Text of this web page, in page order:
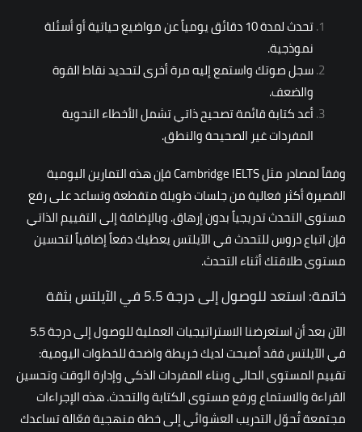
تحدث لمدة 10 دقائق يومياً عن مواضيع حياتية أو أسئلة
نموذجية.
سجل صوتك واستمع إليه مرة أخرى لتحديد نقاط القوة
والضعف.
أعد كتابة قائمة تصحيح ذاتي تشمل الأخطاء النحوية
المفردات غير الصحيحة والنطق.
وفقاً لمصادر مثل Cambridge IELTS فإن هذه التمارين اليومية
القصيرة أكثر فعالية من جلسات طويلة متقطعة وتساعد على رفع
مستوى التحدث تدريجياً بدون إرهاق. وبالإضافة إلى التقييم الذاتي
فإن اتباعدروس للتحدث في الآيلتسيعطيك دفعاً إضافياً لتحسين
مستوى طلاقتك أثناء التحدث.
خاتمة: استعد للوصول إلى درجة 5.5 في الآيلتس بثقة
الآن بعد أن استعرضنا الاستراتيجيات العملية للوصول إلى درجة 5.5
في الآيلتس فقد أصبحت لديك خريطة واضحة للخطوات اليومية:
تقييم المستوى الحالي وبناء المفردات الذكي وإدارة الوقت وتحسين
القراءة والاستماع ورفع مستوى الكتابة والتحدث. هذه الإجراءات
مجتمعة تُحوّل التدريب العشوائي إلى خطة منهجية فعّالة تساعدك